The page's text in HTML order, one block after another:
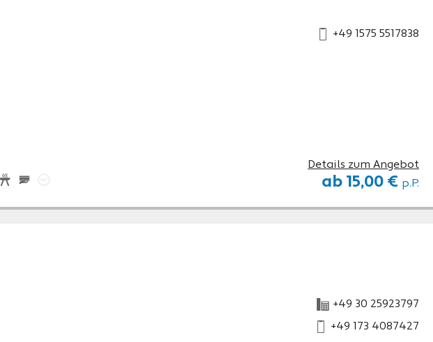
+49 1575 5517838
Details zum Angebot
ab 15,00 € p.P.
+49 30 25923797
+49 173 4087427